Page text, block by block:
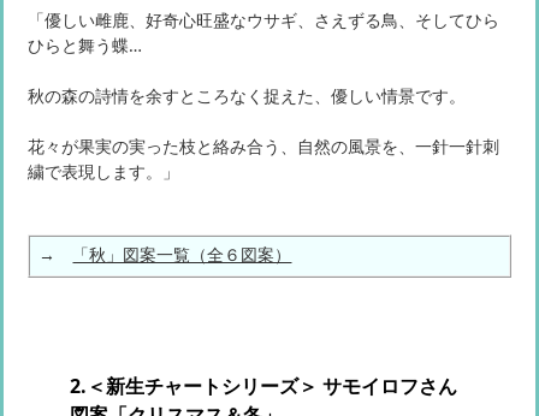
「優しい雌鹿、好奇心旺盛なウサギ、さえずる鳥、そしてひら
ひらと舞う蝶…
秋の森の詩情を余すところなく捉えた、優しい情景です。
花々が果実の実った枝と絡み合う、自然の風景を、一針一針刺
繍で表現します。」
→ 「秋」図案一覧（全６図案）
2.＜新生チャートシリーズ＞ サモイロフさん